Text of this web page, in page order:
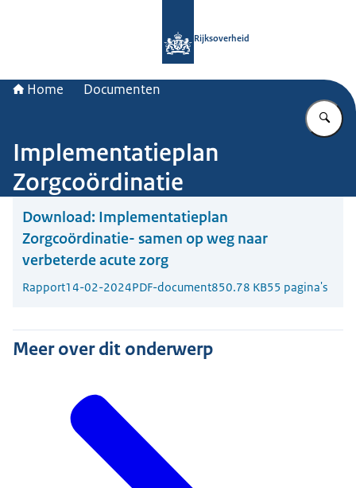
Rijksoverheid
Home Documenten
Implementatieplan
Zorgcoördinatie
Download: Implementatieplan
Zorgcoördinatie- samen op weg naar
verbeterde acute zorg
Rapport14-02-2024PDF-document850.78 KB55 pagina's
Meer over dit onderwerp